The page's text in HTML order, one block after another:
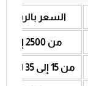
السعر بالريال
من 2500 إلى 4500 ريال
من 15 إلى 35 للقطعة الواحدة